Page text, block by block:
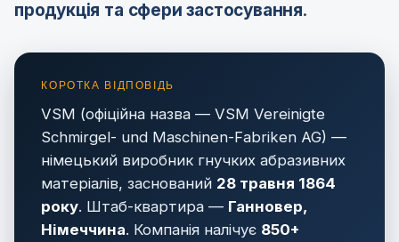
продукція та сфери застосування.
VSM (офіційна назва — VSM Vereinigte
Schmirgel- und Maschinen-Fabriken AG) —
німецький виробник гнучких абразивних
матеріалів, заснований 28 травня 1864
року. Штаб-квартира — Ганновер,
Німеччина. Компанія налічує 850+